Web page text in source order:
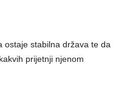
ostaje stabilna država te da
prijetnji njenom